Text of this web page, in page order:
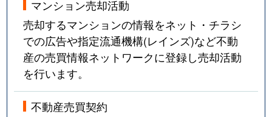
マンション売却活動
売却するマンションの情報をネット・チラシ
での広告や指定流通機構(レインズ)など不動
産の売買情報ネットワークに登録し売却活動
を行います。
不動産売買契約